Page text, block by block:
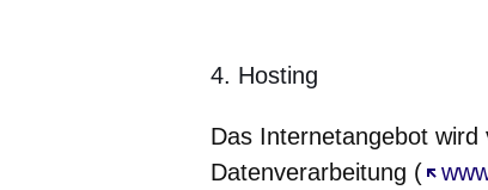
4. Hosting
Das Internetangebot
Datenverarbeitung (